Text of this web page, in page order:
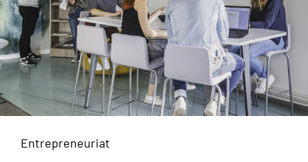
Entrepreneuriat